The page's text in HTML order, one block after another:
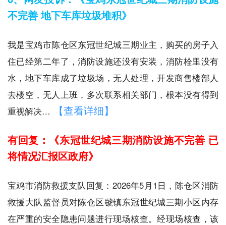
不完善 地下车库垃圾堆积》
我是宝鸡市陈仓区东冠世纪城三期业主，购买的房子入
住已经第二年了，消防设施还没有安装，消防栓里没有
水，地下车库成了垃圾场，无人处理，开发商售楼部人
去楼空，无人上班，多次联系相关部门，根本没有得到
重视解决…
【查看详细】
有回复：《东冠世纪城三期消防设施不完善 已
将情况汇报区政府》
宝鸡市消防救援支队回复：2026年5月1日，陈仓区消防
救援大队监督员对陈仓区虢镇东冠世纪城三期小区内存
在严重的安全隐患问题进行现场核查。经现场核查，该